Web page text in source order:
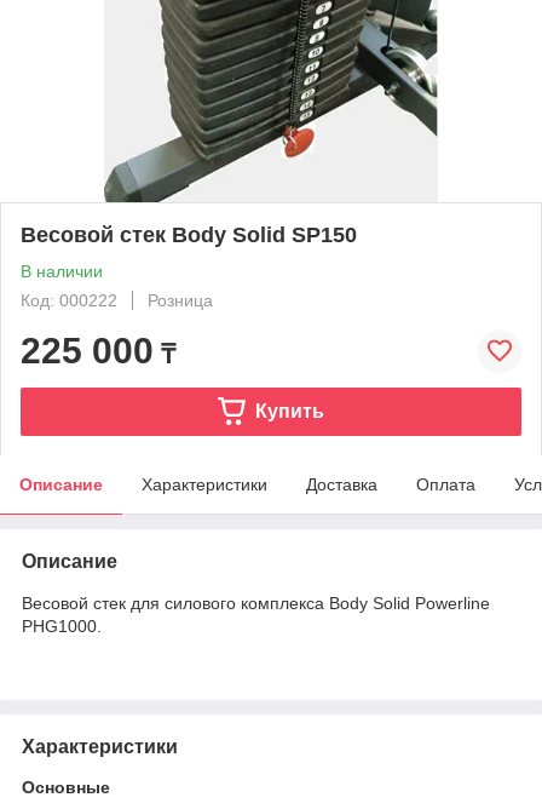
Весовой стек Body Solid SP150
В наличии
Код: 000222
Розница
225 000 ₸
Купить
Описание Характеристики Доставка Оплата
Описание
Весовой стек для силового комплекса Body Solid Powerline
PHG1000.
Характеристики
Основные